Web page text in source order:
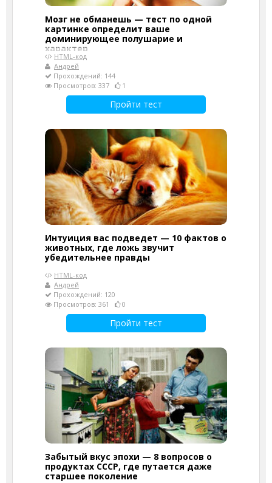
Мозг не обманешь — тест по одной
картинке определит ваше
доминирующее полушарие и
характер
HTML-код
Андрей
Прохождений: 144
Просмотров: 337
1
Пройти тест
Интуиция вас подведет — 10 фактов о
животных, где ложь звучит
убедительнее правды
HTML-код
Андрей
Прохождений: 120
Просмотров: 361
0
Пройти тест
Забытый вкус эпохи — 8 вопросов о
продуктах СССР, где путается даже
старшее поколение